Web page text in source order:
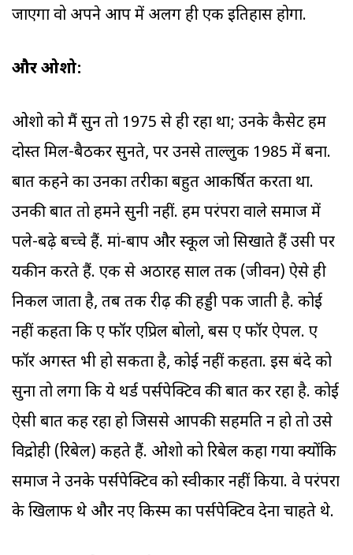
जाएगा वो अपने आप में अलग ही एक इतिहास होगा.
और ओशो:
ओशो को मैं सुन तो 1975 से ही रहा था; उनके कैसेट हम
दोस्त मिल-बैठकर सुनते, पर उनसे ताल्लुक 1985 में बना.
बात कहने का उनका तरीका बहुत आकर्षित करता था.
उनकी बात तो हमने सुनी नहीं. हम परंपरा वाले समाज में
पले-बढ़े बच्चे हैं. मां-बाप और स्कूल जो सिखाते हैं उसी पर
यकीन करते हैं. एक से अठारह साल तक (जीवन) ऐसे ही
निकल जाता है, तब तक रीढ़ की हड्डी पक जाती है. कोई
नहीं कहता कि ए फॉर एप्रिल बोलो, बस ए फॉर ऐपल. ए
फॉर अगस्त भी हो सकता है, कोई नहीं कहता. इस बंदे को
सुना तो लगा कि ये थर्ड पर्सपेक्टिव की बात कर रहा है. कोई
ऐसी बात कह रहा हो जिससे आपकी सहमति न हो तो उसे
विद्रोही (रिबेल) कहते हैं. ओशो को रिबेल कहा गया क्योंकि
समाज ने उनके पर्सपेक्टिव को स्वीकार नहीं किया. वे परंपरा
के खिलाफ थे और नए किस्म का पर्सपेक्टिव देना चाहते थे.